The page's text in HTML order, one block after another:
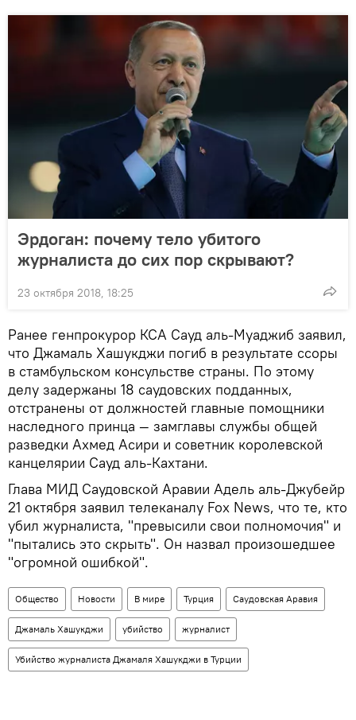
Эрдоган: почему тело убитого
журналиста до сих пор скрывают?
23 октября 2018, 18:25
Ранее генпрокурор КСА Сауд аль-Муаджиб заявил,
что Джамаль Хашукджи погиб в результате ссоры
в стамбульском консульстве страны. По этому
делу задержаны 18 саудовских подданных,
отстранены от должностей главные помощники
наследного принца — замглавы службы общей
разведки Ахмед Асири и советник королевской
канцелярии Сауд аль-Кахтани.
Глава МИД Саудовской Аравии Адель аль-Джубейр
21 октября заявил телеканалу Fox News, что те, кто
убил журналиста, "превысили свои полномочия" и
"пытались это скрыть". Он назвал произошедшее
"огромной ошибкой".
Общество Новости В мире Турция Саудовская Аравия
Джамаль Хашукджи убийство журналист
Убийство журналиста Джамаля Хашукджи в Турции